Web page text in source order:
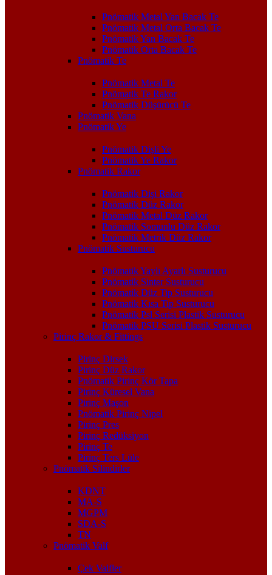
Pnömatik Metal Yan Bacak Te
Pnömatik Metal Orta Bacak Te
Pnömatik Yan Bacak Te
Pnömatik Orta Bacak Te
Pnömatik Te
Pnömatik Metal Te
Pnömatik Te Rakor
Pnömatik Düşürücü Te
Pnömatik Vana
Pnömatik Ye
Pnömatik Dişli Ye
Pnömatik Ye Rakor
Pnömatik Rakor
Pnömatik Dişi Rakor
Pnömatik Düz Rakor
Pnömatik Metal Düz Rakor
Pnömatik Somunlu Düz Rakor
Pnömatik Metrik Düz Rakor
Pnömatik Susturucu
Pnömatik Yaylı Ayarlı Susturucu
Pnömatik Sinter Susturucu
Pnömatik Düz Tip Susturucu
Pnömatik Kısa Tip Susturucu
Pnömatik Psl Serisi Plastik Susturucu
Pnömatik PSU Serisi Plastik Susturucu
Pirinç Rakor & Fittings
Pirinç Dirsek
Pirinç Düz Rakor
Pnömatik Pirinç Kör Tapa
Pirinç Küresel Vana
Pirinç Maşon
Pnömatik Pirinç Nipel
Pirinç Pres
Pirinç Redüksiyon
Pirinç Te
Pirinç Ters Lüle
Pnömatik Silindirler
KDNT
MA-S
MGPM
SDA-S
TN
Pnömatik Valf
Çek Valfler